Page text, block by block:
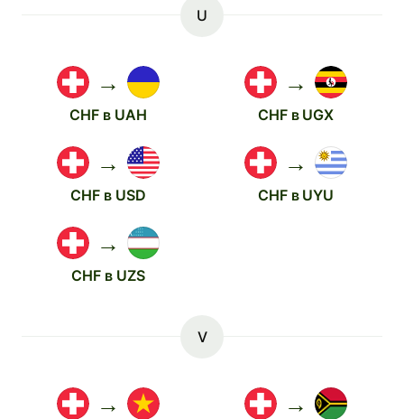
U
→
CHF в UAH
→
CHF в UGX
→
CHF в USD
→
CHF в UYU
→
CHF в UZS
V
→ →